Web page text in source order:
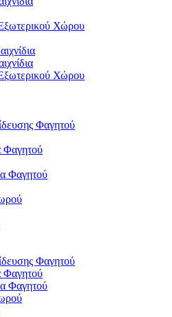
Χώρου
Χώρου
Φαγητού
Φαγητού
Φαγητού
Φαγητού
Φαγητού
Φαγητού